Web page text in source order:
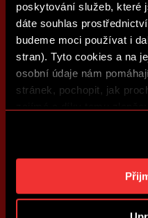
poskytování služeb, které
dáte souhlas
budeme moci používat i
stran). Tyto cookies a na
osobní údaje nám
stránek, pochopit, jak
reklamu na základě
cookies a účely
„Podrobném nastavení“.
kdykoliv změnit. Jak